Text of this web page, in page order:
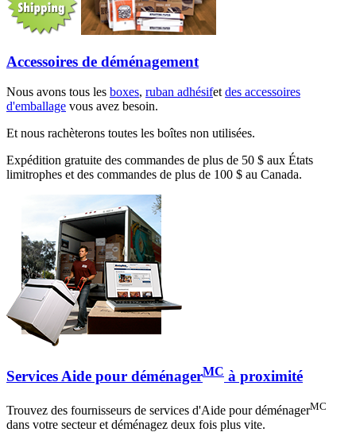
Accessoires de déménagement
Nous avons tous les boxes, ruban adhésifetdes accessoires
d'emballage vous avez besoin.
Et nous rachèterons toutes les boîtes non utilisées.
Expédition gratuite des commandes de plus de 50 $ aux États
limitrophes et des commandes de plus de 100 $ au Canada.
Services Aide pour déménagerMC à proximité
Trouvez des fournisseurs de services d'Aide pour déménagerMC
dans votre secteur et déménagez deux fois plus vite.